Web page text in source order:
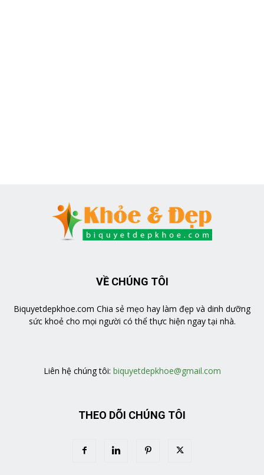
VỀ CHÚNG TÔI
Biquyetdepkhoe.com Chia sẻ mẹo hay làm đẹp và dinh dưỡng
sức khoẻ cho mọi người có thể thực hiện ngay tại nhà.
Liên hệ chúng tôi: biquyetdepkhoe@gmail.com
THEO DÕI CHÚNG TÔI